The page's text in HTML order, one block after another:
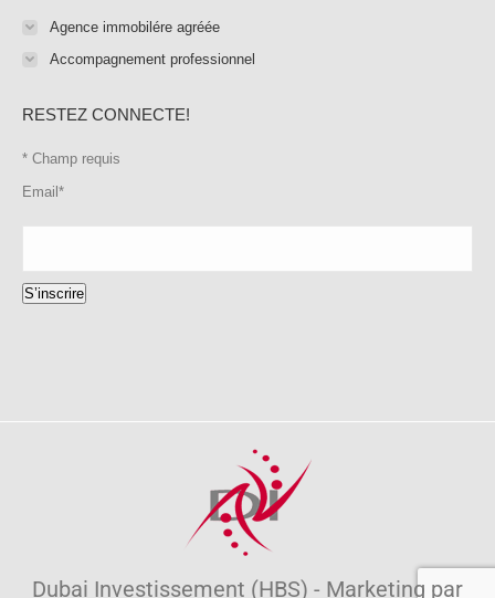
Agence immobilére agréée
Accompagnement professionnel
RESTEZ CONNECTE!
* Champ requis
Email *
S’inscrire
Dubai Investissement (HBS) - Marketing par